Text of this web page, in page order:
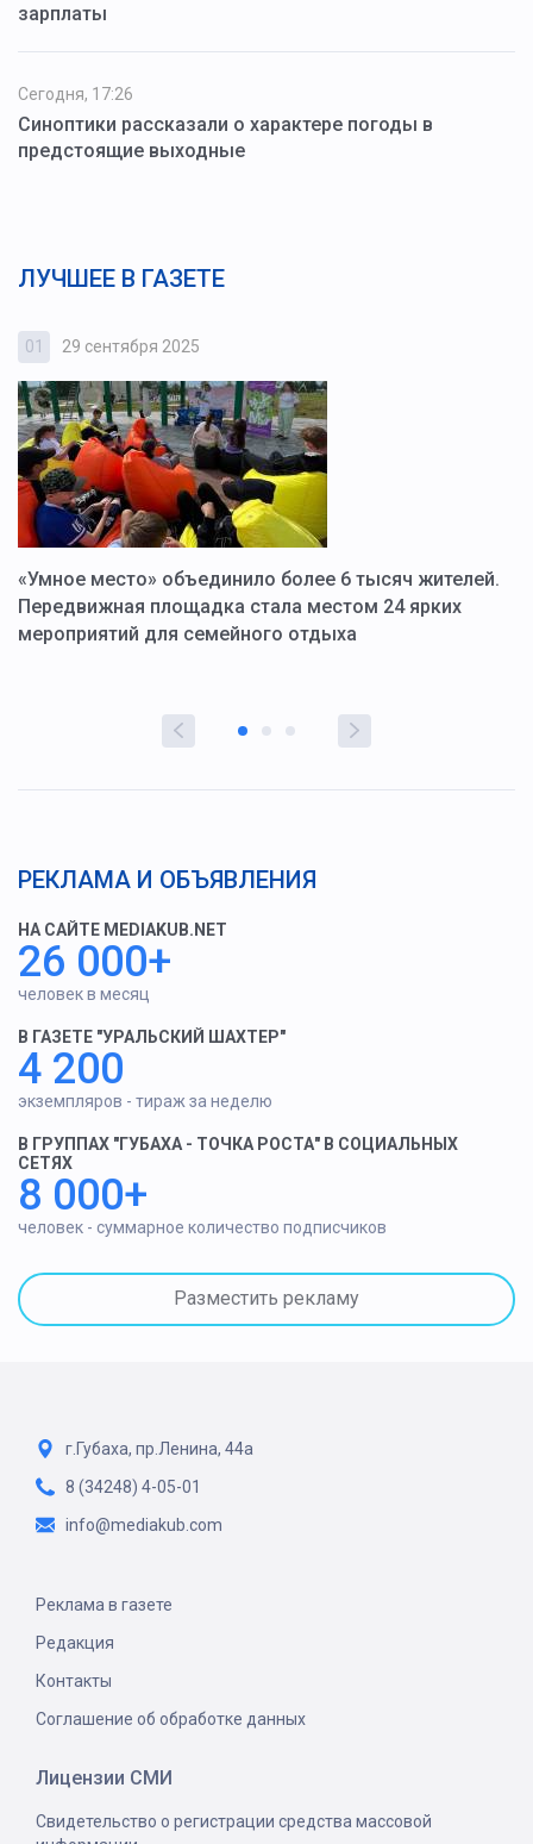
зарплаты
Сегодня, 17:26
Синоптики рассказали о характере погоды в
предстоящие выходные
ЛУЧШЕЕ В ГАЗЕТЕ
01 29 сентября 2025
«Умное место» объединило более 6 тысяч жителей.
Передвижная площадка стала местом 24 ярких
мероприятий для семейного отдыха
РЕКЛАМА И ОБЪЯВЛЕНИЯ
НА САЙТЕ MEDIAKUB.NET
26 000+
человек в месяц
В ГАЗЕТЕ "УРАЛЬСКИЙ ШАХТЕР"
4 200
экземпляров - тираж за неделю
В ГРУППАХ "ГУБАХА - ТОЧКА РОСТА" В СОЦИАЛЬНЫХ
СЕТЯХ
8 000+
человек - суммарное количество подписчиков
Разместить рекламу
г.Губаха, пр.Ленина, 44а
8 (34248) 4-05-01
info@mediakub.com
Реклама в газете
Редакция
Контакты
Соглашение об обработке данных
Лицензии СМИ
Свидетельство о регистрации средства массовой